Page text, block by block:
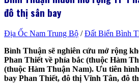
đô thị sân bay
Địa Ốc Nam Trung Bộ /Đất Biển Bình
Bình Thuận sẽ nghiên cứu mở rộng
Phan Thiết về phía bắc (thuộc Hàm
(thuộc Hàm Thuận Nam). Ưu tiên
bay Phan Thiết, đô thị Vĩnh Tân, đô